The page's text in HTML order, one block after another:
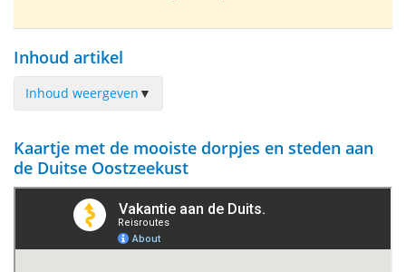
Inhoud artikel
Inhoud weergeven ▼
Lübeck
Rostock
Kaartje met de mooiste dorpjes en steden aan
de Duitse Oostzeekust